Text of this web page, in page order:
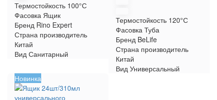
Термостойкость 100°С
Фасовка Ящик
Бренд Rino Expert
Страна производитель
Китай
Вид Санитарный
Термостойкость 120°С
Фасовка Туба
Бренд BeLife
Страна производитель
Китай
Вид Универсальный
Новинка